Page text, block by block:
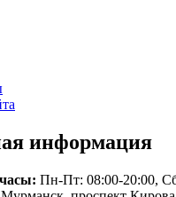
информация
Пн-Пт: 08:00-20:00,